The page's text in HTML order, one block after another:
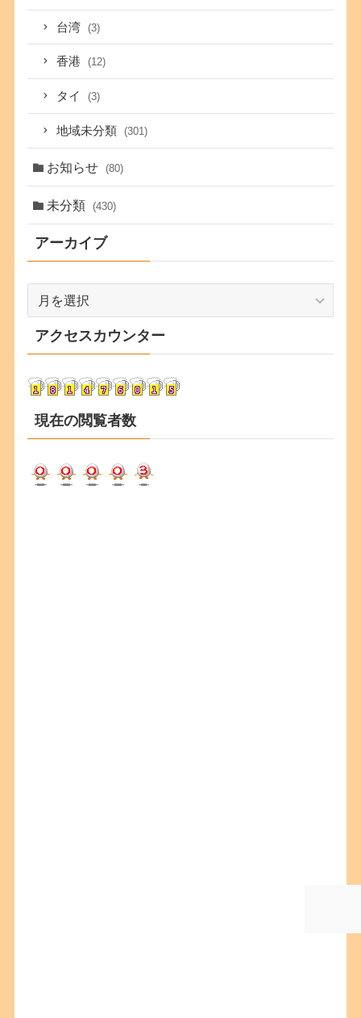
台湾 (3)
香港 (12)
タイ (3)
地域未分類 (301)
お知らせ (80)
未分類 (430)
アーカイブ
カ
イ
アクセスカウンター
現在の閲覧者数